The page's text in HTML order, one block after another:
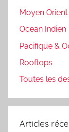
Moyen Orient
Ocean Indien
Pacifique &
Rooftops
Toutes les
Articles